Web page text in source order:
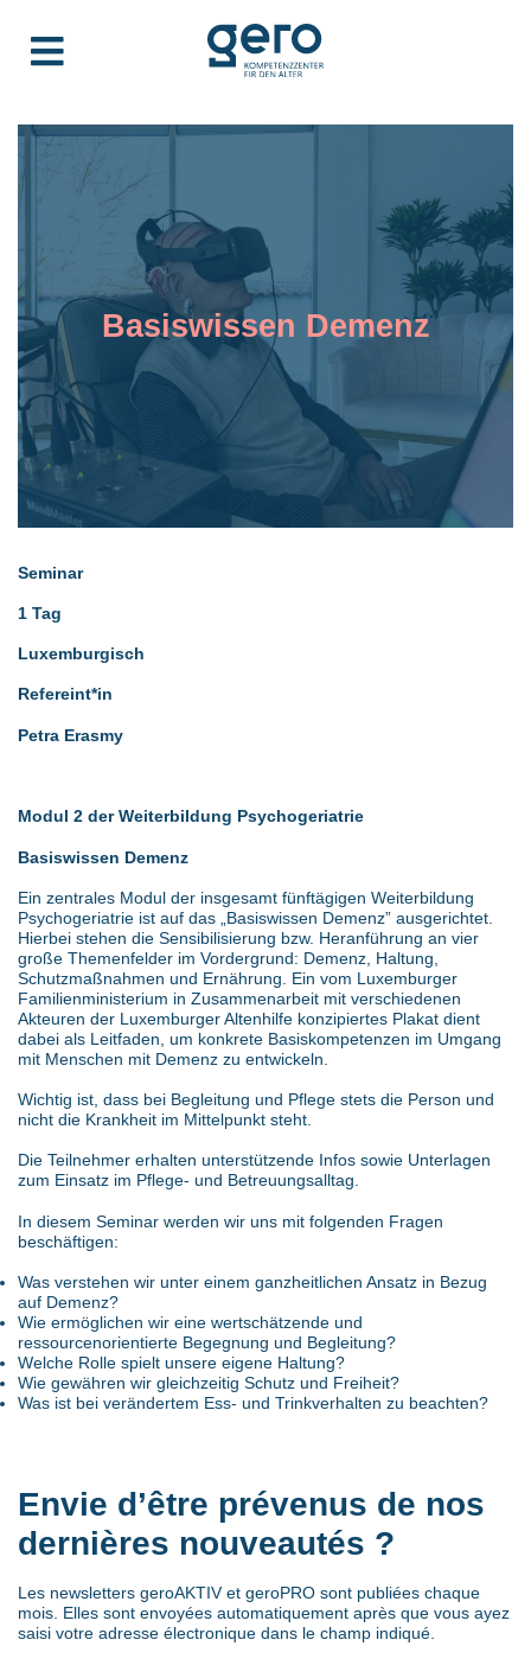
Basiswissen Demenz
Seminar
1 Tag
Luxemburgisch
Refereint*in
Petra Erasmy
Modul 2 der Weiterbildung Psychogeriatrie
Basiswissen Demenz
Ein zentrales Modul der insgesamt fünftägigen Weiterbildung
Psychogeriatrie ist auf das „Basiswissen Demenz” ausgerichtet.
Hierbei stehen die Sensibilisierung bzw. Heranführung an vier
große Themenfelder im Vordergrund: Demenz, Haltung,
Schutzmaßnahmen und Ernährung. Ein vom Luxemburger
Familienministerium in Zusammenarbeit mit verschiedenen
Akteuren der Luxemburger Altenhilfe konzipiertes Plakat dient
dabei als Leitfaden, um konkrete Basiskompetenzen im Umgang
mit Menschen mit Demenz zu entwickeln.
Wichtig ist, dass bei Begleitung und Pflege stets die Person und
nicht die Krankheit im Mittelpunkt steht.
Die Teilnehmer erhalten unterstützende Infos sowie Unterlagen
zum Einsatz im Pflege- und Betreuungsalltag.
In diesem Seminar werden wir uns mit folgenden Fragen
beschäftigen:
Was verstehen wir unter einem ganzheitlichen Ansatz in Bezug
auf Demenz?
Wie ermöglichen wir eine wertschätzende und
ressourcenorientierte Begegnung und Begleitung?
Welche Rolle spielt unsere eigene Haltung?
Wie gewähren wir gleichzeitig Schutz und Freiheit?
Was ist bei verändertem Ess- und Trinkverhalten zu beachten?
Envie d’être prévenus de nos
dernières nouveautés ?
Les newsletters geroAKTIV et geroPRO sont publiées chaque
mois. Elles sont envoyées automatiquement après que vous ayez
saisi votre adresse électronique dans le champ indiqué.